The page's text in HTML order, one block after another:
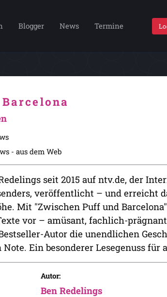
Blogger News Termine
- aus dem Web
seit 2015 auf ntv.de, der
veröffentlicht – und erreicht
Mit "Zwischen Puff und
vor – amüsant, fachlich-
Autor die unendlichen
Ein besonderer Lesegenuss für
Autor:
Ben Redelings